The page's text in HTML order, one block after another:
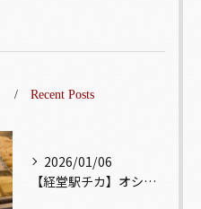
Recent Posts
2026/01/06
【経堂駅チカ】オシャレ居酒屋🏮出汁が美味しいおでんがオススメ...